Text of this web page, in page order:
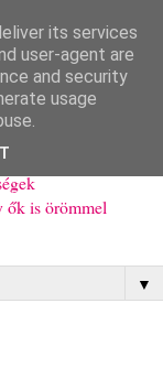
ételeket
folyton
csak ez nem
ők is örömmel
▼
its services
user-agent are
and security
usage